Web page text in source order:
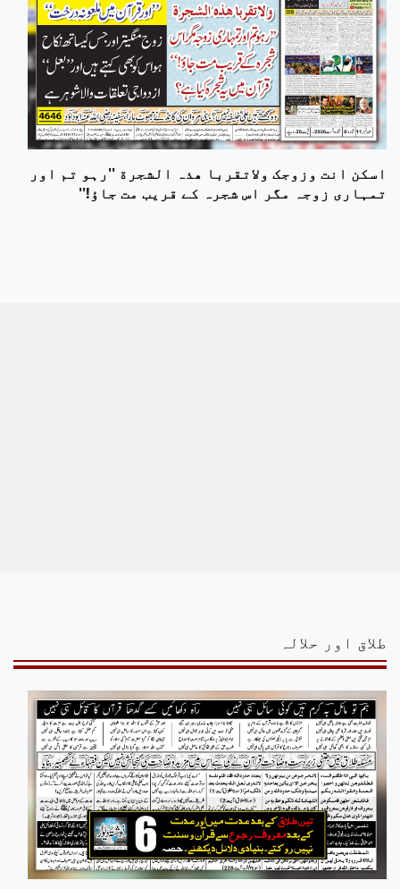
اسکن انت وزوجک ولاتقربا ھذہ الشجرة ''رہو تم اور
تمہاری زوجہ مگر اس شجرہ کے قریب مت جاؤ!''
طلاق اور حلالہ